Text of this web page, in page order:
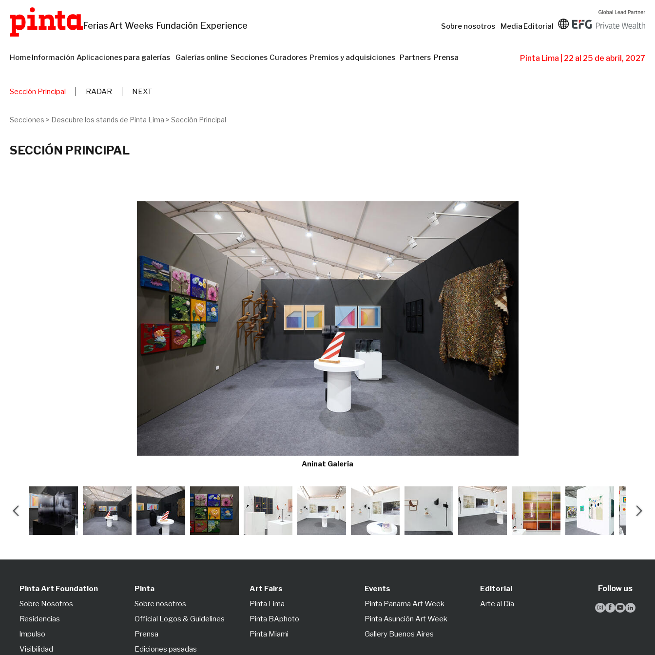
FeriasArt Weeks Fundación Experience Sobre nosotros Media Editorial
HomeInformación Aplicaciones para galerías Galerías online Secciones Curadores Premios y adquisiciones Partners Prensa Pinta Lima | 22 al 25 de abril, 2027
Sección Principal RADAR NEXT
Secciones > Descubre los stands de Pinta Lima > Sección Principal
SECCIÓN PRINCIPAL
Pinta Art Foundation
Sobre Nosotros
Residencias
lmpulso
Visibilidad
Pinta
Sobre nosotros
Official Logos & Guidelines
Prensa
Ediciones pasadas
Art Fairs
Pinta Lima
Pinta BAphoto
Pinta Miami
Events
Pinta Panama Art Week
Pinta Asunción Art Week
Gallery Buenos Aires
Editorial
Arte al Día
Follow us
   